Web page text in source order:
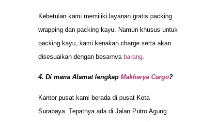
Kebetulan kami memiliki layanan gratis packing
wrapping dan packing kayu. Namun khusus untuk
packing kayu, kami kenakan charge serta akan
disesuaikan dengan besarnya barang
4. Di mana Alamat lengkap Makharya Cargo?
Kantor pusat kami berada di pusat Kota
Surabaya. Tepatnya ada di Jalan Putro Agung